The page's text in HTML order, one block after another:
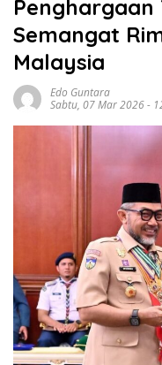
Penghargaan
Semangat
Malaysia
Edo Guntara
Sabtu, 07 Mar 2026 -